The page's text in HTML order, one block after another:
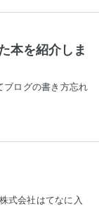
本を紹介しま
ブログの書き方忘れ
式会社はてなに入